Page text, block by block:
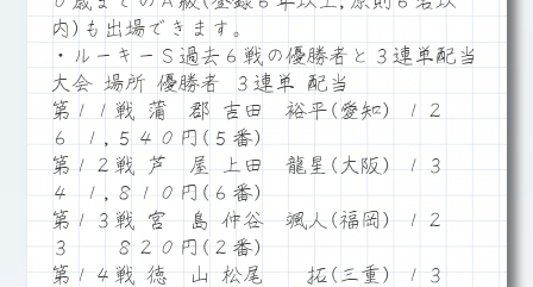
内)も出場できます。
・ルーキーＳ過去６戦の優勝者と３連単配当
大会 場所 優勝者 ３連単 配当
第１１戦 蒲 郡 吉田 裕平(愛知) １２
６ １,５４０円(５番)
第１２戦 芦 屋 上田 龍星(大阪) １３
４ １,８１０円(６番)
第１３戦 宮 島 仲谷 颯人(福岡) １２
３ ８２０円(２番)
第１４戦 徳 山 松尾 拓(三重) １３